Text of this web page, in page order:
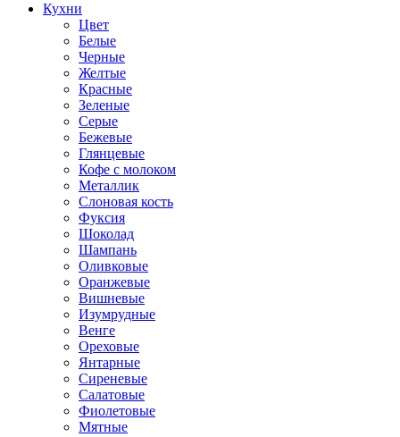
Кухни
Цвет
Белые
Черные
Желтые
Красные
Зеленые
Серые
Бежевые
Глянцевые
Кофе с молоком
Металлик
Слоновая кость
Фуксия
Шоколад
Шампань
Оливковые
Оранжевые
Вишневые
Изумрудные
Венге
Ореховые
Янтарные
Сиреневые
Салатовые
Фиолетовые
Мятные